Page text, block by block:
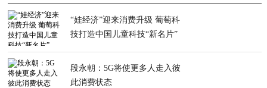
“娃经济”迎来消费升级 葡萄科
技打造中国儿童科技“新名片”
段永朝：5G将使更多人走入彼
此消费状态